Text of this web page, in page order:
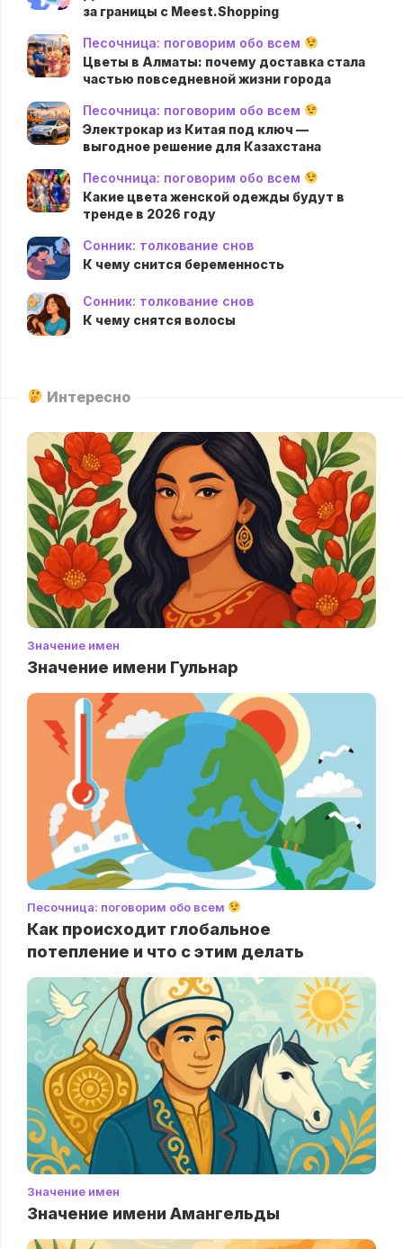
за границы с Meest.Shopping
Песочница: поговорим обо всем
Цветы в Алматы: почему доставка стала
частью повседневной жизни города
Песочница: поговорим обо всем
Электрокар из Китая под ключ —
выгодное решение для Казахстана
Песочница: поговорим обо всем
Какие цвета женской одежды будут в
тренде в 2026 году
Сонник: толкование снов
К чему снится беременность
Сонник: толкование снов
К чему снятся волосы
Интересно
Значение имен
Значение имени Гульнар
Песочница: поговорим обо всем
Как происходит глобальное
потепление и что с этим делать
Значение имен
Значение имени Амангельды